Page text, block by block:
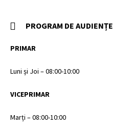
PROGRAM DE AUDIENȚE
PRIMAR
Luni și Joi – 08:00-10:00
VICEPRIMAR
Marți – 08:00-10:00